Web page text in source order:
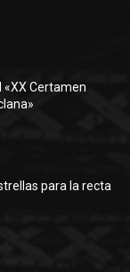
«XX Certamen
para la recta